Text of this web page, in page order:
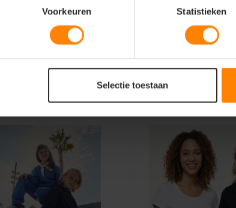
Voorkeuren Statistieken
Selectie toestaan
een strak en pluisvrij